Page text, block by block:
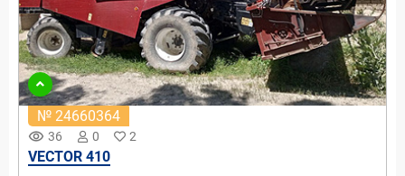
remove_red_eye 36 0 2
№ 24660364
VECTOR 410